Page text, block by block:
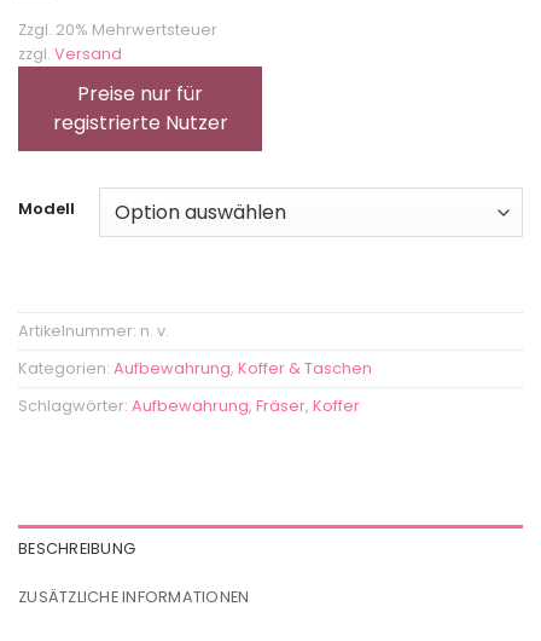
Zzgl. 20% Mehrwertsteuer
zzgl. Versand
Preise nur für
registrierte Nutzer
Modell
Artikelnummer: n. v.
Kategorien: Aufbewahrung, Koffer & Taschen
Schlagwörter: Aufbewahrung, Fräser, Koffer
BESCHREIBUNG
ZUSÄTZLICHE INFORMATIONEN